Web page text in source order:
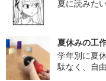
夏に読みた
夏休みの工
学年別に夏
駄なく、自